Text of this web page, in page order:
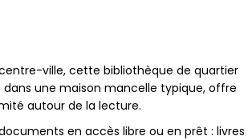
ville, cette bibliothèque de quartier
dans une maison mancelle typique, offre
autour de la lecture.
en accès libre ou en prêt : livres